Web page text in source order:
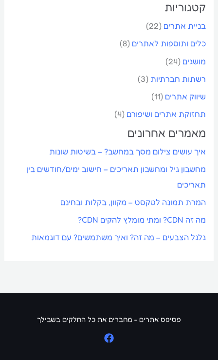
קטגוריות
בניית אתרים (22)
כלים ותוספות לאתרים (8)
מושגים (24)
רשתות חברתיות (3)
שיווק אתרים (11)
תחזוקת אתרים ושיפורם (4)
מאמרים אחרונים
איך עושים צילום מסך במחשב? – בשיטות שונות
מחשבון גיל ומחשבון תאריכים – חישוב ימים/חודשים בין
תאריכים
המרת תמונה לטקסט – מקוון, בקלות ובחינם
מה זה CDN? ומתי מומלץ להקים CDN?
גלגל הצבעים – מה זה? ואיך משתמשים? עם דוגמאות
פסיפס אתרים - מחברים את כל החלקים בשבילך